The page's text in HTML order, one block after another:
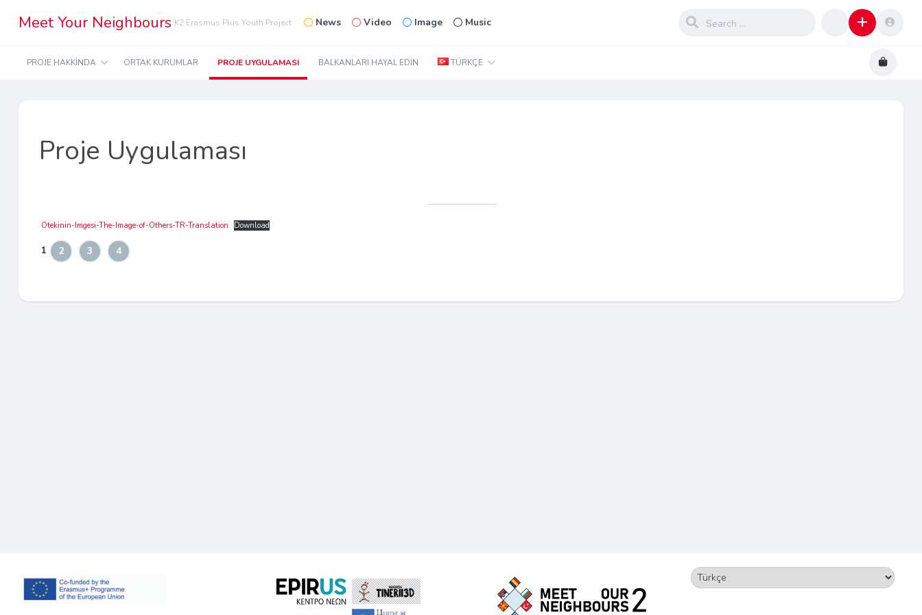
Meet Your Neighbours K2 Erasmus Plus Youth Project News Video Image Music
PROJE HAKKINDA ORTAK KURUMLAR PROJE UYGULAMASI BALKANLARI HAYAL EDIN TÜRKÇE
Proje Uygulaması
Otekinin-Imgesi-The-Image-of-Others-TR-Translation Download
1 2 3 4
Dil